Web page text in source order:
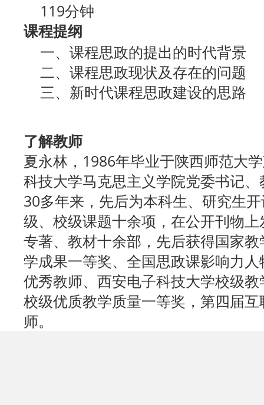
119分钟
课程提纲
一、课程思政的提出的时代背景
二、课程思政现状及存在的问题
三、新时代课程思政建设的思路
了解教师
夏永林，1986年毕业于陕西师范大
科技大学马克思主义学院党委书记
30多年来，先后为本科生、研究生
级、校级课题十余项，在公开刊物
专著、教材十余部，先后获得国家
学成果一等奖、全国思政课影响力
优秀教师、西安电子科技大学校级
校级优质教学质量一等奖，第四届
师。